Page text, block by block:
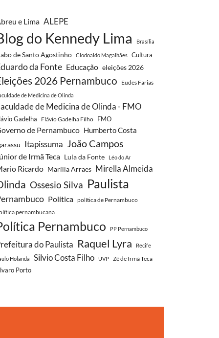
e Lima ALEPE
do Kennedy Lima Brasília
de Santo Agostinho Clodoaldo Magalhães Cultura
da Fonte Educação eleições 2026
2026 Pernambuco Eudes Farias
de Medicina de Olinda
de Medicina de Olinda - FMO
Gadelha Flávio Gadelha Filho FMO
de Pernambuco Humberto Costa
Itapissuma João Campos
de Irmã Teca Lula da Fonte Léo do Ar
Ricardo Marília Arraes Mirella Almeida
Ossesio Silva Paulista
Política política de Pernambuco
pernambucana
Pernambuco PP Pernambuco
do Paulista Raquel Lyra Recife
Holanda Silvio Costa Filho UVP Zé de Irmã Teca
Porto